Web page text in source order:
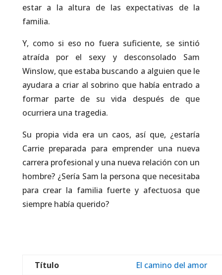
estar a la altura de las expectativas de la
familia.
Y, como si eso no fuera suficiente, se sintió
atraída por el sexy y desconsolado Sam
Winslow, que estaba buscando a alguien que le
ayudara a criar al sobrino que había entrado a
formar parte de su vida después de que
ocurriera una tragedia.
Su propia vida era un caos, así que, ¿estaría
Carrie preparada para emprender una nueva
carrera profesional y una nueva relación con un
hombre? ¿Sería Sam la persona que necesitaba
para crear la familia fuerte y afectuosa que
siempre había querido?
Título
El camino del amor